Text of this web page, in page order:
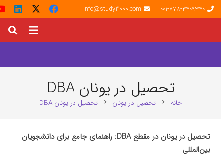
001-778-3409340
info@study3000.com
تحصیل در یونان DBA
خانه chevron_right تحصیل در یونان chevron_right تحصیل در یونان DBA
تحصیل در یونان در مقطع DBA: راهنمای جامع برای دانشجویان
بین‌المللی